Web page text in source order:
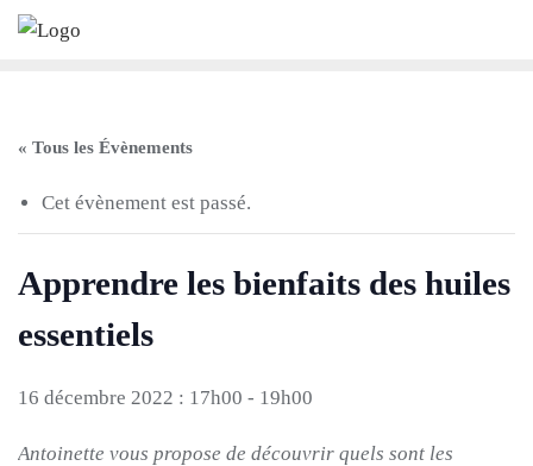
Skip
« Tous les Évènements
Cet évènement est passé.
Apprendre les bienfaits des huiles
essentiels
16 décembre 2022 : 17h00 - 19h00
Antoinette vous propose de découvrir quels sont les